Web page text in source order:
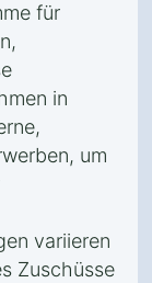
für
in
um
variieren
Zuschüsse